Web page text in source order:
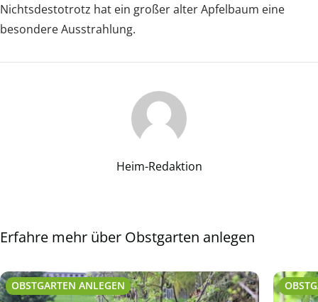
Nichtsdestotrotz hat ein großer alter Apfelbaum eine
besondere Ausstrahlung.
Heim-Redaktion
Erfahre mehr über Obstgarten anlegen
OBSTGARTEN ANLEGEN